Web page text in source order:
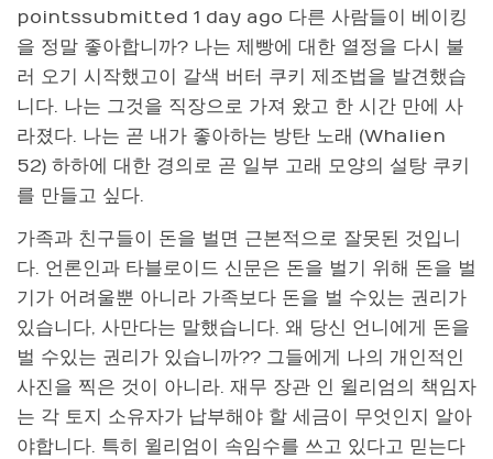
pointssubmitted 1 day ago 다른 사람들이 베이킹
을 정말 좋아합니까? 나는 제빵에 대한 열정을 다시 불
러 오기 시작했고이 갈색 버터 쿠키 제조법을 발견했습
니다. 나는 그것을 직장으로 가져 왔고 한 시간 만에 사
라졌다. 나는 곧 내가 좋아하는 방탄 노래 (Whalien
52) 하하에 대한 경의로 곧 일부 고래 모양의 설탕 쿠키
를 만들고 싶다.
가족과 친구들이 돈을 벌면 근본적으로 잘못된 것입니
다. 언론인과 타블로이드 신문은 돈을 벌기 위해 돈을 벌
기가 어려울뿐 아니라 가족보다 돈을 벌 수있는 권리가
있습니다, 사만다는 말했습니다. 왜 당신 언니에게 돈을
벌 수있는 권리가 있습니까?? 그들에게 나의 개인적인
사진을 찍은 것이 아니라. 재무 장관 인 윌리엄의 책임자
는 각 토지 소유자가 납부해야 할 세금이 무엇인지 알아
야합니다. 특히 윌리엄이 속임수를 쓰고 있다고 믿는다